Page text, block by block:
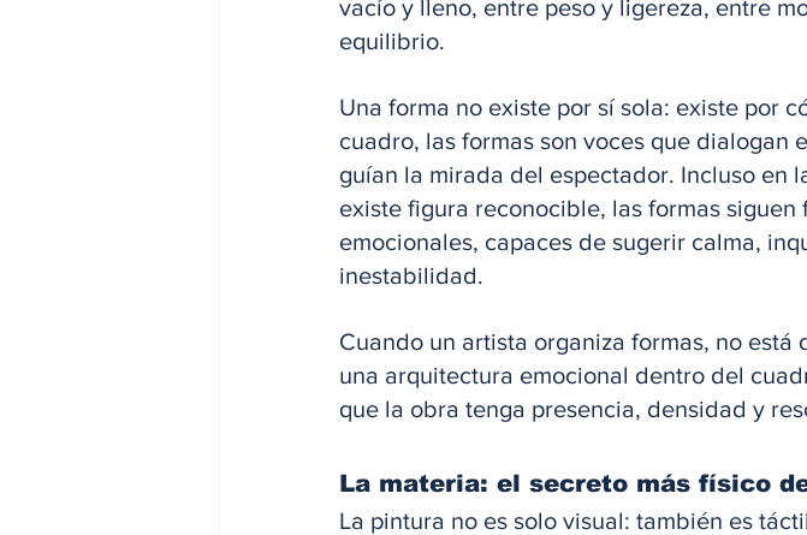
vacío y lleno, entre peso y ligereza, entre
equilibrio.
Una forma no existe por sí sola: existe por
cuadro, las formas son voces que dialogan
guían la mirada del espectador. Incluso en
existe figura reconocible, las formas
emocionales, capaces de sugerir calma,
inestabilidad.
Cuando un artista organiza formas, no
una arquitectura emocional dentro del
que la obra tenga presencia, densidad y
La materia: el secreto más físico
La pintura no es solo visual: también es